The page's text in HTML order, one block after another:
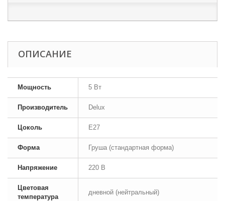
ОПИСАНИЕ
Мощность 5 Вт
Производитель Delux
Цоколь E27
Форма Груша (стандартная форма)
Напряжение 220 В
Цветовая
температура
дневной (нейтральный)